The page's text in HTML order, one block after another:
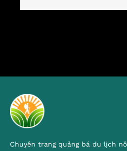
Chuyên trang quảng bá du lịch